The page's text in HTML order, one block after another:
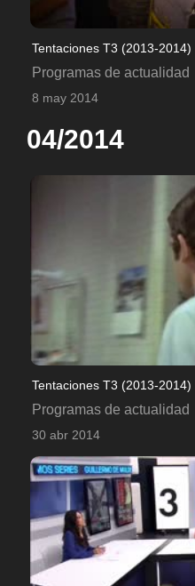
Tentaciones T3 (2013-2014)
Programas de actualidad
8 may 2014
04/2014
Tentaciones T3 (2013-2014)
Programas de actualidad
30 abr 2014